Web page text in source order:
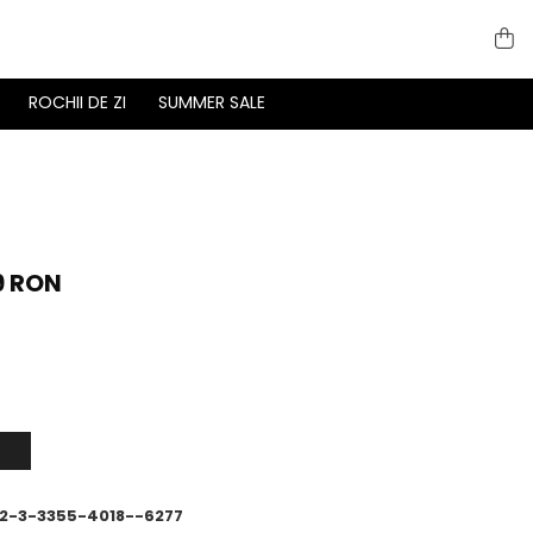
ROCHII DE ZI SUMMER SALE
3-3355-4018--6277